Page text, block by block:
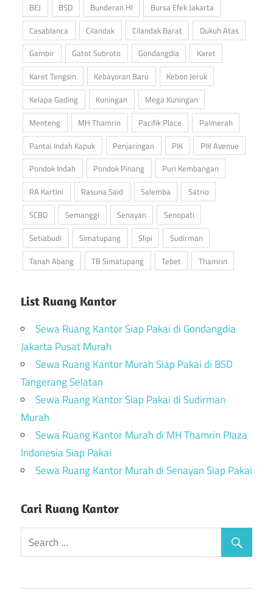
BEJ BSD Bunderan HI
Bursa Efek Jakarta
Casablanca
Cilandak Cilandak Barat
Dukuh Atas
Gambir
Gatot Subroto Gondangdia
Karet
Karet Tengsin
Kebayoran Baru
Kebon Jeruk
Kelapa Gading
Kuningan
Mega Kuningan
Menteng
MH Thamrin Pacifik Place
Palmerah
Pantai Indah Kapuk
Penjaringan PIK
PIK Avenue
Pondok Indah
Pondok Pinang
Puri Kembangan
RA Kartini
Rasuna Said Salemba
Satrio
SCBD
Semanggi Senayan
Senopati
Setiabudi
Simatupang Slipi
Sudirman
Tanah Abang
TB Simatupang Tebet Thamrin
List Ruang Kantor
Sewa Ruang Kantor Siap Pakai di Gondangdia
Jakarta Pusat Murah
Sewa Ruang Kantor Murah Siap Pakai di BSD
Tangerang Selatan
Sewa Ruang Kantor Siap Pakai di Sudirman
Murah
Sewa Ruang Kantor Murah di MH Thamrin Plaza
Indonesia Siap Pakai
Sewa Ruang Kantor Murah di Senayan Siap Pakai
Cari Ruang Kantor